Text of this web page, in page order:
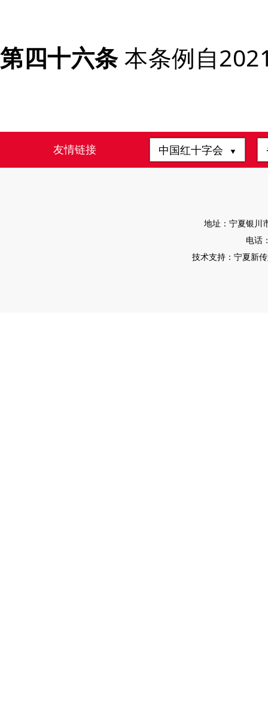
第四十六条本条例自
友情链接 中国红十字会 ▼
地址：宁夏银川
电话
技术支持：宁夏新